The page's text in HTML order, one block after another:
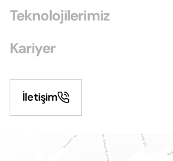
Teknolojilerimiz
Kariyer
İletişim